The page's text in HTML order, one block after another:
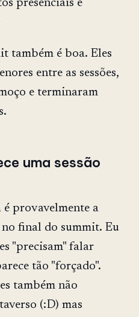
presenciais e
também é boa. Eles
entre as sessões,
e terminaram
uma sessão
provavelmente a
no final do summit. Eu
"precisam" falar
tão "forçado".
também não
(:D) mas